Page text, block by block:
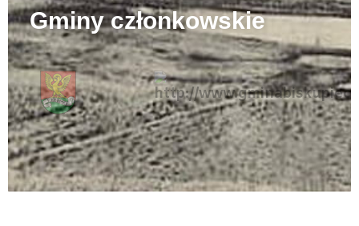
Gminy członkowskie